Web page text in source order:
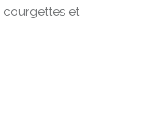
courgettes et